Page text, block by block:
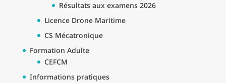
Résultats aux examens 2026
Licence Drone Maritime
CS Mécatronique
Formation Adulte
CEFCM
Informations pratiques